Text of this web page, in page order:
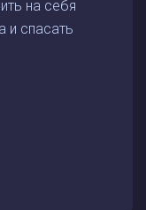
на себя
и спасать